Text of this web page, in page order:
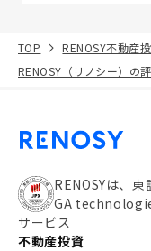
TOP RENOSY不動産
RENOSY（リノシー）の
RENOSYは、
GA
サービス
不動産投資